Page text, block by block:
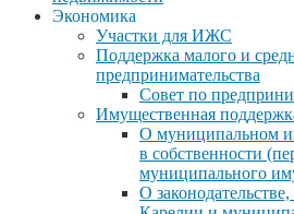
Экономика
Участки для ИЖС
Поддержка малого и
предпринимательства
Совет по
Имущественная
О муниципальном
в собственности
муниципального
О